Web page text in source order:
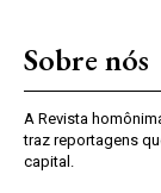
Sobre nós
A Revista
traz reportagens
capital.